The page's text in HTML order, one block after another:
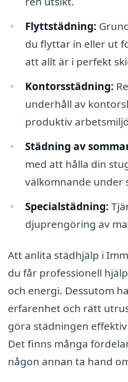
Flyttstädning:
du flyttar in eller ut
att allt är i perfekt
Kontorsstädning:
underhåll av
produktiv
Städning av
med att hålla din
välkomnande under
Specialstädning:
djuprengöring av
Att anlita städhjälp i
du får professionell
och energi. Dessutom
erfarenhet och rätt
göra städningen
Det finns många
någon annan ta hand